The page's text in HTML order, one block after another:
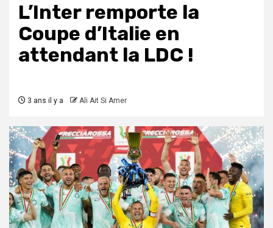
L’Inter remporte la
Coupe d’Italie en
attendant la LDC !
3 ans il y a Ali Ait Si Amer